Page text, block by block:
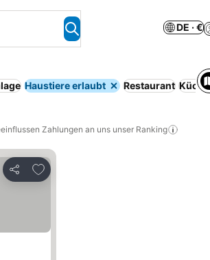
DE · €
Haustiere erlaubt Restaurant Küche
Zahlungen an uns unser Ranking
Teilen
Zu Favoriten hinzufügen